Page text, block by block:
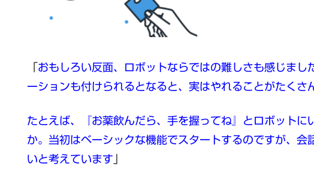
おもしろい反面、ロボットならではの難しさも感じま
ーションも付けられるとなると、実はやれることがたくさ
たとえば、『お薬飲んだら、手を握ってね』とロボット
か。当初はベーシックな機能でスタートするのですが、
いと考えています